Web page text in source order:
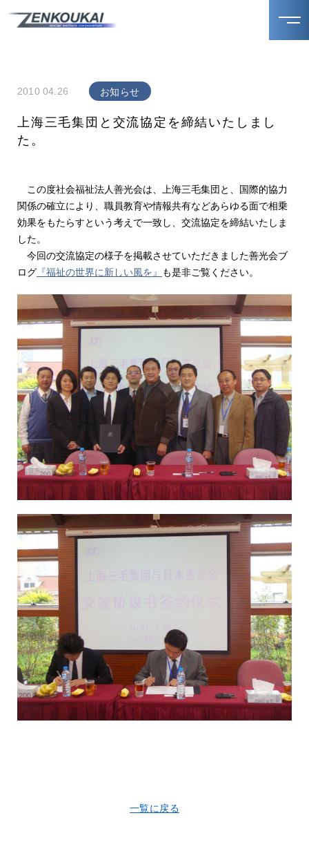
2010 04.26 お知らせ
上海三毛集団と交流協定を締結いたしまし
た。
この度社会福祉法人善光会は、上海三毛集団と、国際的協力
関係の確立により、職員教育や情報共有などあらゆる面で相乗
効果をもたらすという考えで一致し、交流協定を締結いたしま
した。
今回の交流協定の様子を掲載させていただきました善光会ブ
ログ 『福祉の世界に新しい風を』 も是非ご覧ください。
一覧に戻る